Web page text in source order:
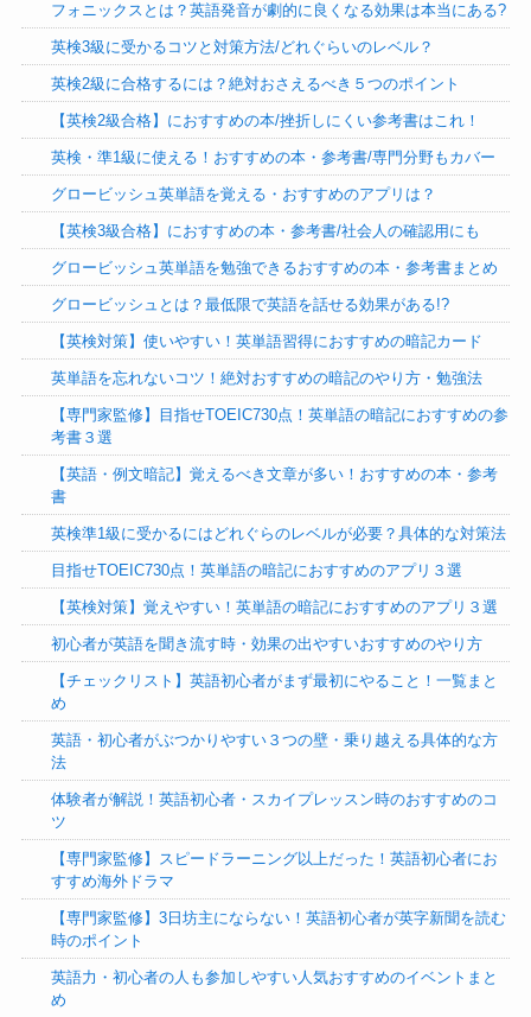
フォニックスとは？英語発音が劇的に良くなる効果は本当にある?
英検3級に受かるコツと対策方法/どれぐらいのレベル？
英検2級に合格するには？絶対おさえるべき５つのポイント
【英検2級合格】におすすめの本/挫折しにくい参考書はこれ！
英検・準1級に使える！おすすめの本・参考書/専門分野もカバー
グロービッシュ英単語を覚える・おすすめのアプリは？
【英検3級合格】におすすめの本・参考書/社会人の確認用にも
グロービッシュ英単語を勉強できるおすすめの本・参考書まとめ
グロービッシュとは？最低限で英語を話せる効果がある!?
【英検対策】使いやすい！英単語習得におすすめの暗記カード
英単語を忘れないコツ！絶対おすすめの暗記のやり方・勉強法
【専門家監修】目指せTOEIC730点！英単語の暗記におすすめの参
考書３選
【英語・例文暗記】覚えるべき文章が多い！おすすめの本・参考
書
英検準1級に受かるにはどれぐらのレベルが必要？具体的な対策法
目指せTOEIC730点！英単語の暗記におすすめのアプリ３選
【英検対策】覚えやすい！英単語の暗記におすすめのアプリ３選
初心者が英語を聞き流す時・効果の出やすいおすすめのやり方
【チェックリスト】英語初心者がまず最初にやること！一覧まと
め
英語・初心者がぶつかりやすい３つの壁・乗り越える具体的な方
法
体験者が解説！英語初心者・スカイプレッスン時のおすすめのコ
ツ
【専門家監修】スピードラーニング以上だった！英語初心者にお
すすめ海外ドラマ
【専門家監修】3日坊主にならない！英語初心者が英字新聞を読む
時のポイント
英語力・初心者の人も参加しやすい人気おすすめのイベントまと
め